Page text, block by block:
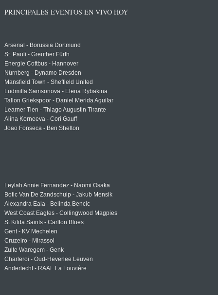
PRINCIPALES EVENTOS EN VIVO HOY
Arsenal - Borussia Dortmund
St. Pauli - Greuther Fürth
Energie Cottbus - Hannover
Nürnberg - Dynamo Dresden
Mansfield Town - Sheffield United
Ludmilla Samsonova - Elena Rybakina
Tallon Griekspoor - Daniel Merida Aguilar
Learner Tien - Thiago Augustin Tirante
Alina Korneeva - Cori Gauff
Joao Fonseca - Ben Shelton
Leylah Annie Fernandez - Naomi Osaka
Botic Van De Zandschulp - Jakub Mensik
Alexandra Eala - Belinda Bencic
West Coast Eagles - Collingwood Magpies
St Kilda Saints - Carlton Blues
Gent - KV Mechelen
Cruzeiro - Mirassol
Zulte Waregem - Genk
Charleroi - Oud-Heverlee Leuven
Anderlecht - RAAL La Louvière